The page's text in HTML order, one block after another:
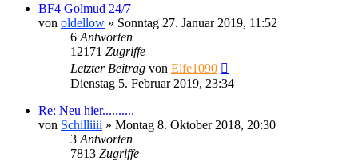
BF4 Golmud 24/7
von oldellow » Sonntag 27. Januar 2019, 11:52
6 Antworten
12171 Zugriffe
Letzter Beitrag von Elfe1090
Dienstag 5. Februar 2019, 23:34
Re: Neu hier..........
von Schilliiii » Montag 8. Oktober 2018, 20:30
3 Antworten
7813 Zugriffe